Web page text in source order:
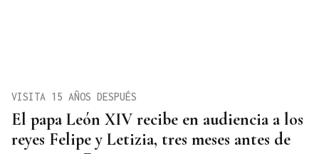
El papa León XIV recibe en audiencia a los
reyes Felipe y Letizia, tres meses antes de
VISITA 15 AÑOS DESPUÉS